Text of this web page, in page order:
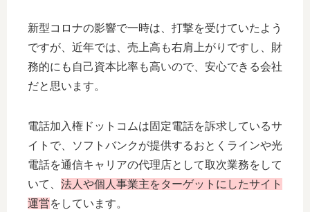
新型コロナの影響で一時は、打撃を受けていたよう
ですが、近年では、売上高も右肩上がりですし、財
務的にも自己資本比率も高いので、安心できる会社
だと思います。
電話加入権ドットコムは固定電話を訴求しているサ
イトで、ソフトバンクが提供するおとくラインや光
電話を通信キャリアの代理店として取次業務をして
いて、 法人や個人事業主をターゲットにしたサイト
運営をしています。